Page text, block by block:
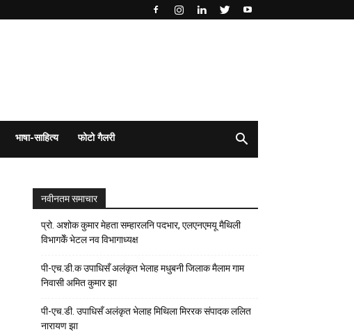
भाषा-साहित्य फोटो गैलरी
नवीनतम समाचार
प्रो. अशोक कुमार मेहता सम्हारलनि पदभार, एलएनएमयू मैथिली
विभागकेँ भेटल नव विभागाध्यक्ष
पी-एच.डी.क उपाधिसँ अलंकृत भेलाह मधुबनी जिलाक मैलाम गाम
निवासी अमित कुमार झा
पी-एच.डी. उपाधिसँ अलंकृत भेलाह मिथिला मिररक संपादक ललित
नारायण झा